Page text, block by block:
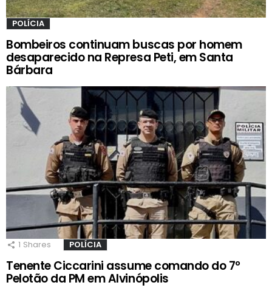
POLÍCIA
Bombeiros continuam buscas por homem
desaparecido na Represa Peti, em Santa
Bárbara
1 Shares POLÍCIA
Tenente Ciccarini assume comando do 7º
Pelotão da PM em Alvinópolis